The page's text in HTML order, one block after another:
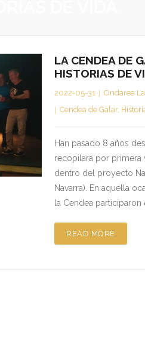
LA CENDEA DE
HISTORIAS DE
2022-05-31 Ondarea
Cendea de Galar,
Han pasado 8 años
recopilara por primera
dentro del proyecto
Navarra). En aquella
la Cendea participaron
READ MORE